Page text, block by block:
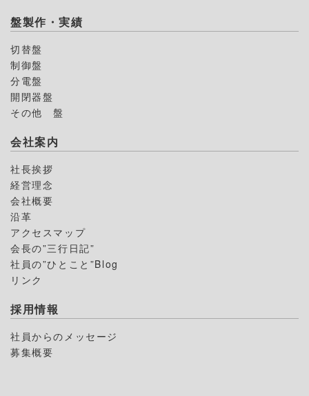
盤製作・実績
切替盤
制御盤
分電盤
開閉器盤
その他 盤
会社案内
社長挨拶
経営理念
会社概要
沿革
アクセスマップ
会長の”三行日記”
社員の”ひとこと”Blog
リンク
採用情報
社員からのメッセージ
募集概要